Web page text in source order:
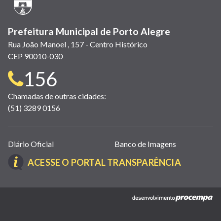
Prefeitura Municipal de Porto Alegre
Rua João Manoel , 157 - Centro Histórico
CEP 90010-030
Telefone
para
contato:
156
Chamadas de outras cidades:
(51) 3289 0156
Links
úteis
(abrem
nova
Diário Oficial Banco de Imagens
ACESSE O PORTAL TRANSPARÊNCIA(LINK
EM
NOVA